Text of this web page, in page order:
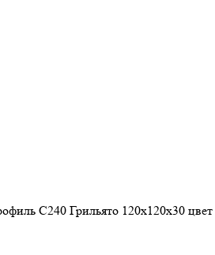
С240 Грильято 120х120х30